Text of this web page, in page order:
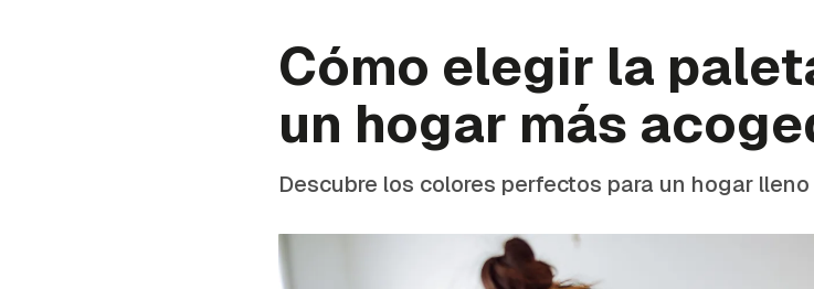
Cómo elegir la
un hogar más
Descubre los colores perfectos para un hogar